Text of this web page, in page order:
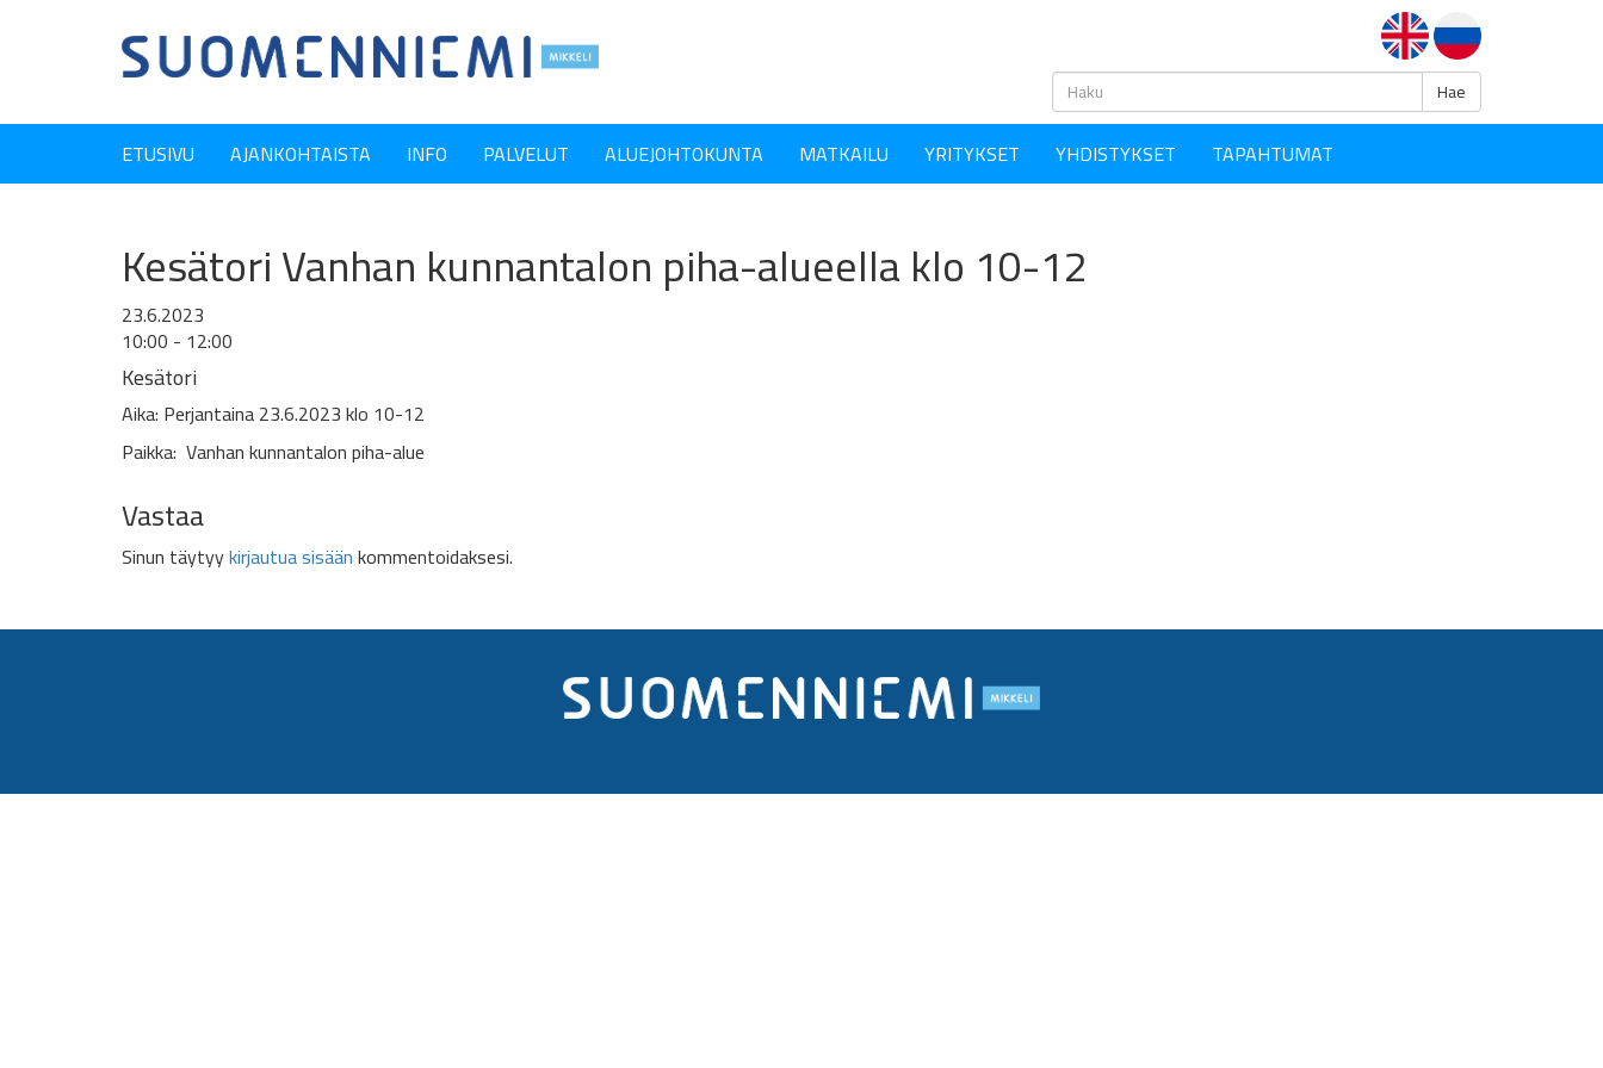
Haku
Hae
ETUSIVU AJANKOHTAISTA INFO PALVELUT ALUEJOHTOKUNTA MATKAILU YRITYKSET YHDISTYKSET TAPAHTUMAT
Kesätori Vanhan kunnantalon piha-alueella klo 10-12
23.6.2023
10:00 - 12:00
Kesätori
Aika: Perjantaina 23.6.2023 klo 10-12
Paikka: Vanhan kunnantalon piha-alue
Vastaa
Sinun täytyykirjautua sisäänkommentoidaksesi.